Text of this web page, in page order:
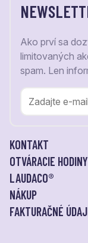
Ako prví sa
limitovaných
spam. Len
KONTAKT
OTVÁRACIE HODINY
LAUDACO®
NÁKUP
FAKTURAČNÉ